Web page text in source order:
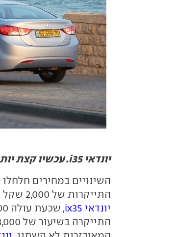
יונדאי i35. עכשיו קצת יותר יקרה / צילום: דניאל סקלי
השינויים במחירים
התייקרות של 2,000 שקל נרשמה בגרסת הבנזין הבסיסית של
יונדאי ix35